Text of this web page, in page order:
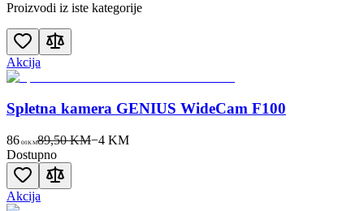
Proizvodi iz iste kategorije
Akcija
Spletna kamera GENIUS WideCam F100
86 00KM89,50 KM−4KM
Dostupno
Akcija